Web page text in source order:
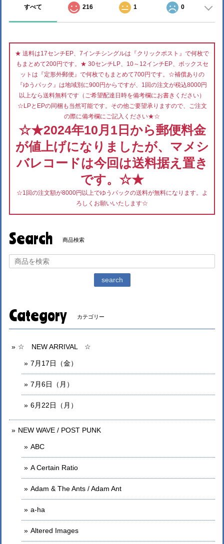
すべて 216 1 0
★ 送料は17センチEP、7インチシングルは『クリックポスト』で何枚で
もまとめて200円です。★ 30センチLP、10～12インチEP、ボックスセ
ットは『定形外郵便』で何枚でもまとめて700円です。☆補償ありの
『ゆうパック』は地域別に900円からですが、1回の注文が税込8000円
以上なら送料無料です（ご希望配達日時を備考欄にお書きください）
☆LPとEPの同梱も当然可能です。その他ご要望承りますので、ご注文
の際に備考欄にご記入ください★☆
☆★2024年10月1日から郵便料金
が値上げになりましたが、マメシ
バレコードは今回は送料据え置き
です。☆★
☆1回の注文額が8000円以上でゆうパックの送料が無料になります。よ
ろしくお願いいたします☆
Search 商品検索
search
Category カテゴリー
☆ NEW ARRIVAL ☆
7月17日（金）
7月6日（月）
6月22日（月）
NEW WAVE / POST PUNK
ABC
A Certain Ratio
Adam & The Ants / Adam Ant
a-ha
Altered Images